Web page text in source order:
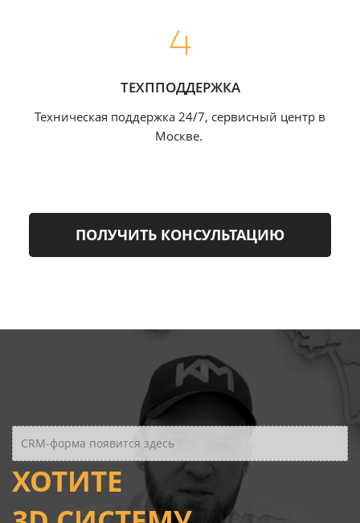
ТЕХППОДДЕРЖКА
Техническая поддержка 24/7, сервисный центр в
Москве.
ПОЛУЧИТЬ КОНСУЛЬТАЦИЮ
CRM-форма появится здесь
ХОТИТЕ